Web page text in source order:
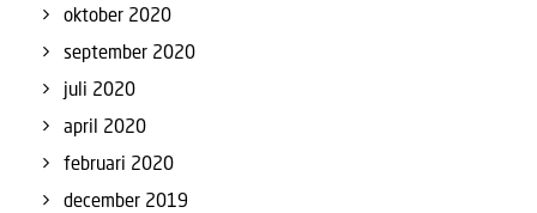
oktober 2020
september 2020
juli 2020
april 2020
februari 2020
december 2019